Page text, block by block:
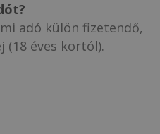
adó külön fizetendő,
(18 éves kortól).